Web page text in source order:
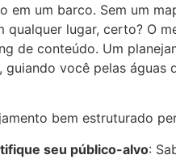
em um barco. Sem um
qualquer lugar, certo? O
de conteúdo. Um
guiando você pelas águas
bem estruturado
seu público-alvo: